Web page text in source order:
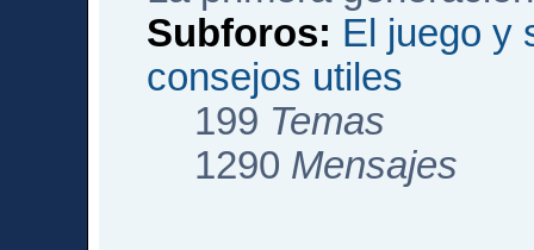
Subforos: El juego y
consejos utiles
199 Temas
1290 Mensajes